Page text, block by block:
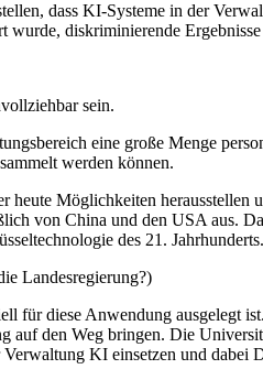
dass KI-Systeme in der
wurde, diskriminierende
sein.
eine große Menge
werden können.
Möglichkeiten herausstellen
von China und den USA aus.
des 21. Jahrhunderts.
Landesregierung?)
für diese Anwendung ausgelegt
den Weg bringen. Die
KI einsetzen und dabei